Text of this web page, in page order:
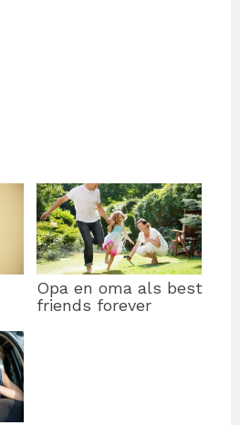
Opa en oma als best
friends forever